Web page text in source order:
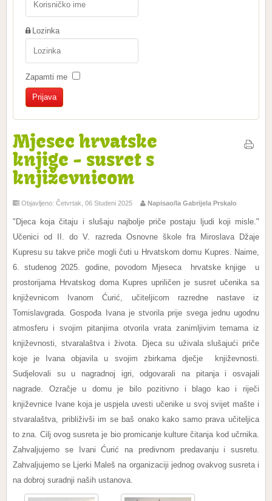
Lozinka
Zapamti me
Mjesec hrvatske
knjige - susret s
književnicom
Objavljeno: Četvrtak, 06 Studeni 2025 Napisao/la Gabrijela Prskalo
"Djeca koja čitaju i slušaju najbolje priče postaju ljudi koji misle."
Učenici od II. do V. razreda Osnovne škole fra Miroslava Džaje
Kupresu su takve priče mogli čuti u Hrvatskom domu Kupres. Naime,
6. studenog 2025. godine, povodom Mjeseca hrvatske knjige u
prostorijama Hrvatskog doma Kupres upriličen je susret učenika sa
književnicom Ivanom Ćurić, učiteljicom razredne nastave iz
Tomislavgrada. Gospođa Ivana je stvorila prije svega jednu ugodnu
atmosferu i svojim pitanjima otvorila vrata zanimljivim temama iz
književnosti, stvaralaštva i života. Djeca su uživala slušajući priče
koje je Ivana objavila u svojim zbirkama dječje književnosti.
Sudjelovali su u nagradnoj igri, odgovarali na pitanja i osvajali
nagrade. Ozračje u domu je bilo pozitivno i blago kao i riječi
književnice Ivane koja je uspjela uvesti učenike u svoj svijet mašte i
stvaralaštva, približivši im se baš onako kako samo prava učiteljica
to zna. Cilj ovog susreta je bio promicanje kulture čitanja kod učrnika.
Zahvaljujemo se Ivani Ćurić na predivnom predavanju i susretu.
Zahvaljujemo se Ljerki Maleš na organizaciji jednog ovakvog susreta i
na dobroj suradnji naših ustanova.